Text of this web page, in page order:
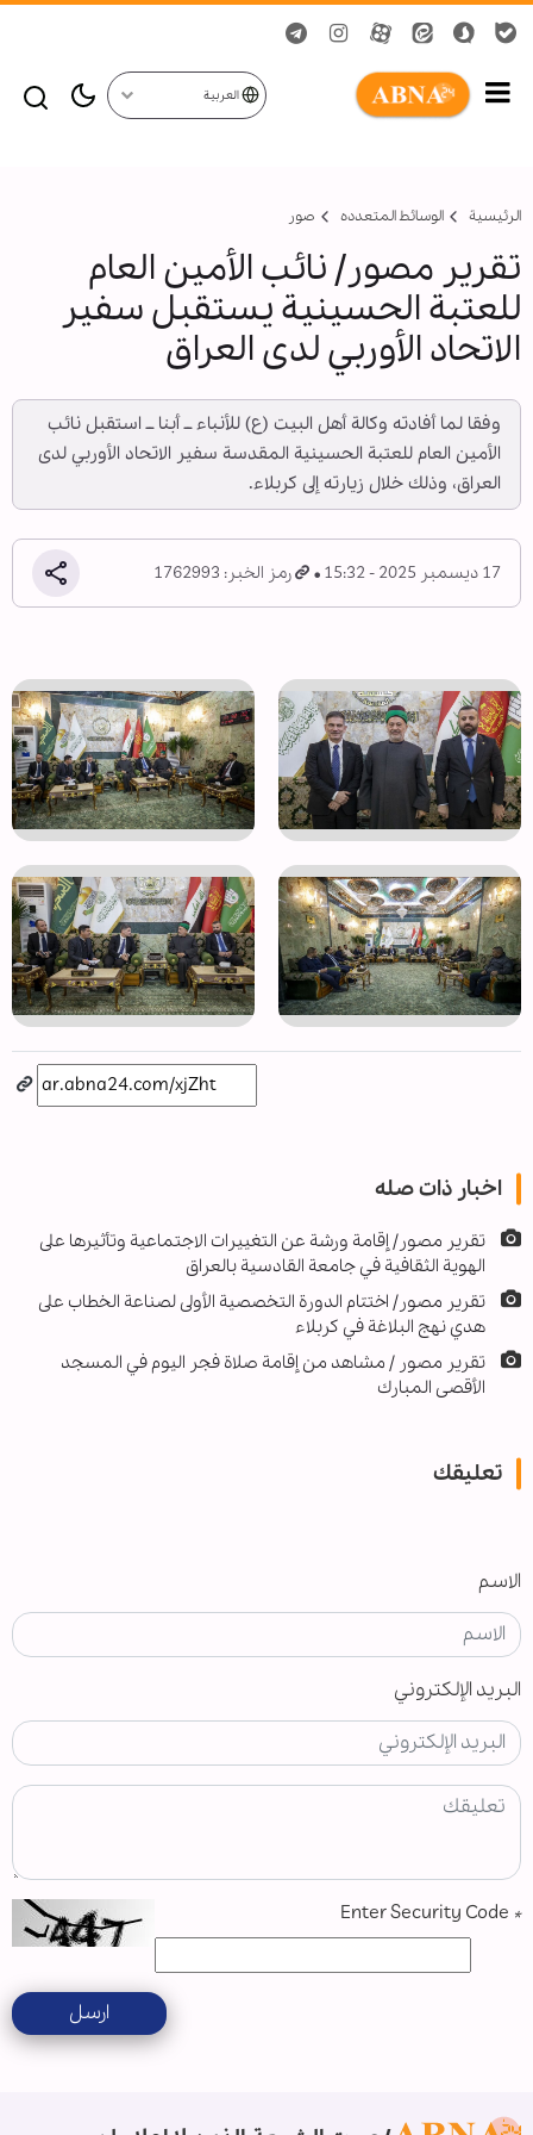
العربية
الرئيسية الوسائط المتعدده صور
تقرير مصور/ نائب الأمين العام
للعتبة الحسينية يستقبل سفير
الاتحاد الأوربي لدى العراق
وفقا لما أفادته وكالة أهل البيت (ع) للأنباء ــ أبنا ــ استقبل نائب
الأمين العام للعتبة الحسينية المقدسة سفير الاتحاد الأوربي لدى
العراق، وذلك خلال زيارته إلى كربلاء.
17 ديسمبر 2025 - 15:32 رمز الخبر: 1762993
اخبار ذات صله
تقرير مصور/ إقامة ورشة عن التغييرات الاجتماعية وتأثيرها على
الهوية الثقافية في جامعة القادسية بالعراق
تقرير مصور/ اختتام الدورة التخصصية الأولى لصناعة الخطاب على
هدي نهج البلاغة في كربلاء
تقرير مصور / مشاهد من إقامة صلاة فجر اليوم في المسجد
الأقصى المبارك
تعليقك
الاسم
البريد الإلكتروني
*
ارسل